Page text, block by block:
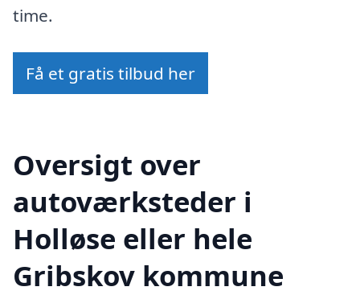
time.
Få et gratis tilbud her
Oversigt over
autoværksteder i
Holløse eller hele
Gribskov kommune